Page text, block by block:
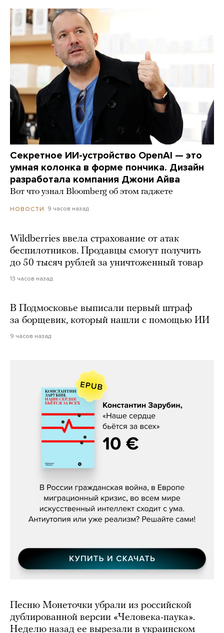
Секретное ИИ-устройство OpenAI — это
умная колонка в форме пончика. Дизайн
разработала компания Джони Айва
Вот что узнал Bloomberg об этом гаджете
НОВОСТИ 9 часов назад
Wildberries ввела страхование от атак
беспилотников. Продавцы смогут получить
до 50 тысяч рублей за уничтоженный товар
13 часов назад
В Подмосковье выписали первый штраф
за борщевик, который нашли с помощью ИИ
9 часов назад
Константин Зарубин, «Наше сердце
Песню Монеточки убрали из российской
дублированной версии «Человека-паука».
Неделю назад ее вырезали в украинском